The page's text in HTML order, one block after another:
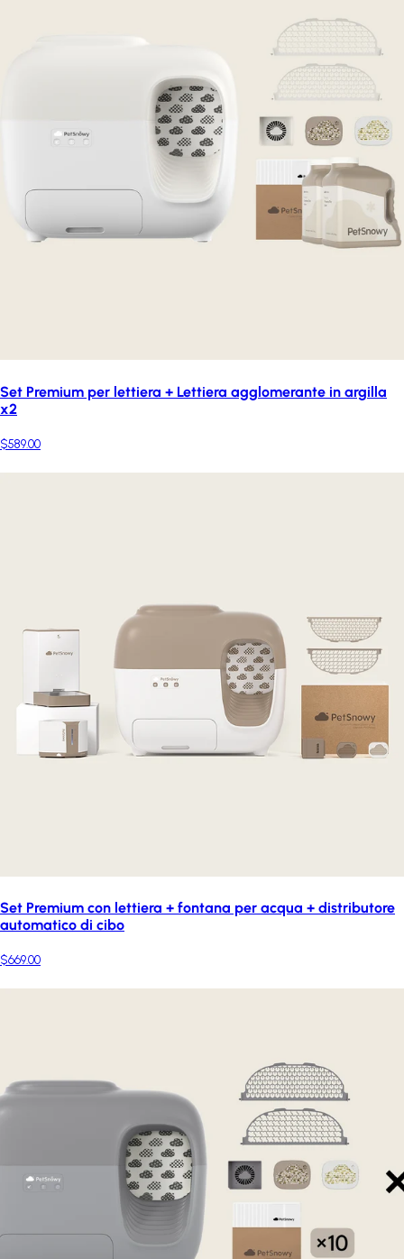
Set Premium per lettiera + Lettiera agglomerante in argilla
x2
$589.00
Set Premium con lettiera + fontana per acqua + distributore
automatico di cibo
$669.00